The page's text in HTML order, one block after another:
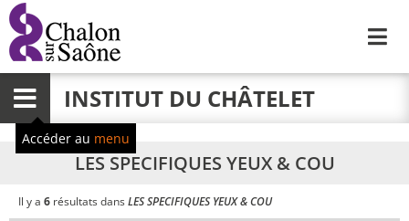
Menu INSTITUT DU CHÂTELET
Accéder au menu
LES SPECIFIQUES YEUX & COU
Il y a 6 résultats dansLES SPECIFIQUES YEUX & COU